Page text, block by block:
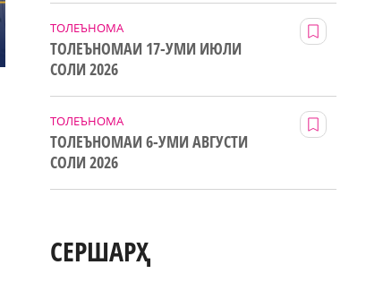
ТОЛЕЪНОМА
ТОЛЕЪНОМАИ 17-УМИ ИЮЛИ
СОЛИ 2026
ТОЛЕЪНОМА
ТОЛЕЪНОМАИ 6-УМИ АВГУСТИ
СОЛИ 2026
СЕРШАРҲ